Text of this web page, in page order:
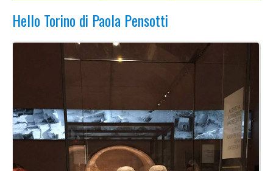
Hello Torino di Paola Pensotti